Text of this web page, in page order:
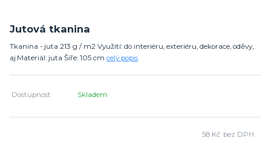
Jutová tkanina
Tkanina - juta 213 g / m2 Využití: do interiéru, exteriéru, dekorace, oděvy,
aj.Materiál: juta Šíře: 105 cm celý popis
Dostupnost Skladem
58 Kč bez DPH